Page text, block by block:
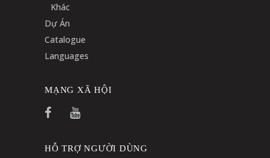
Khác
Dự Án
Catalogue
Languages
MẠNG XÃ HỘI
HỖ TRỢ NGƯỜI DÙNG